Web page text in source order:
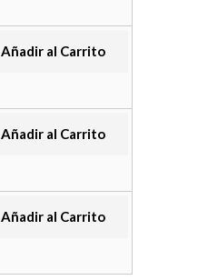
Añadir al Carrito
Añadir al Carrito
Añadir al Carrito